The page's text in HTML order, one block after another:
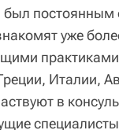
постоянным
уже
Италии,
в